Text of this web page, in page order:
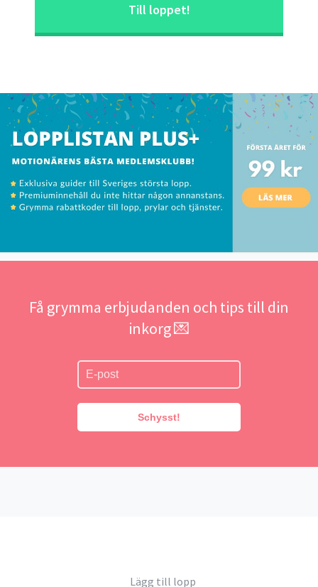
Till loppet!
Få grymma erbjudanden och tips till din
inkorg 💌
Schysst!
Lägg till lopp